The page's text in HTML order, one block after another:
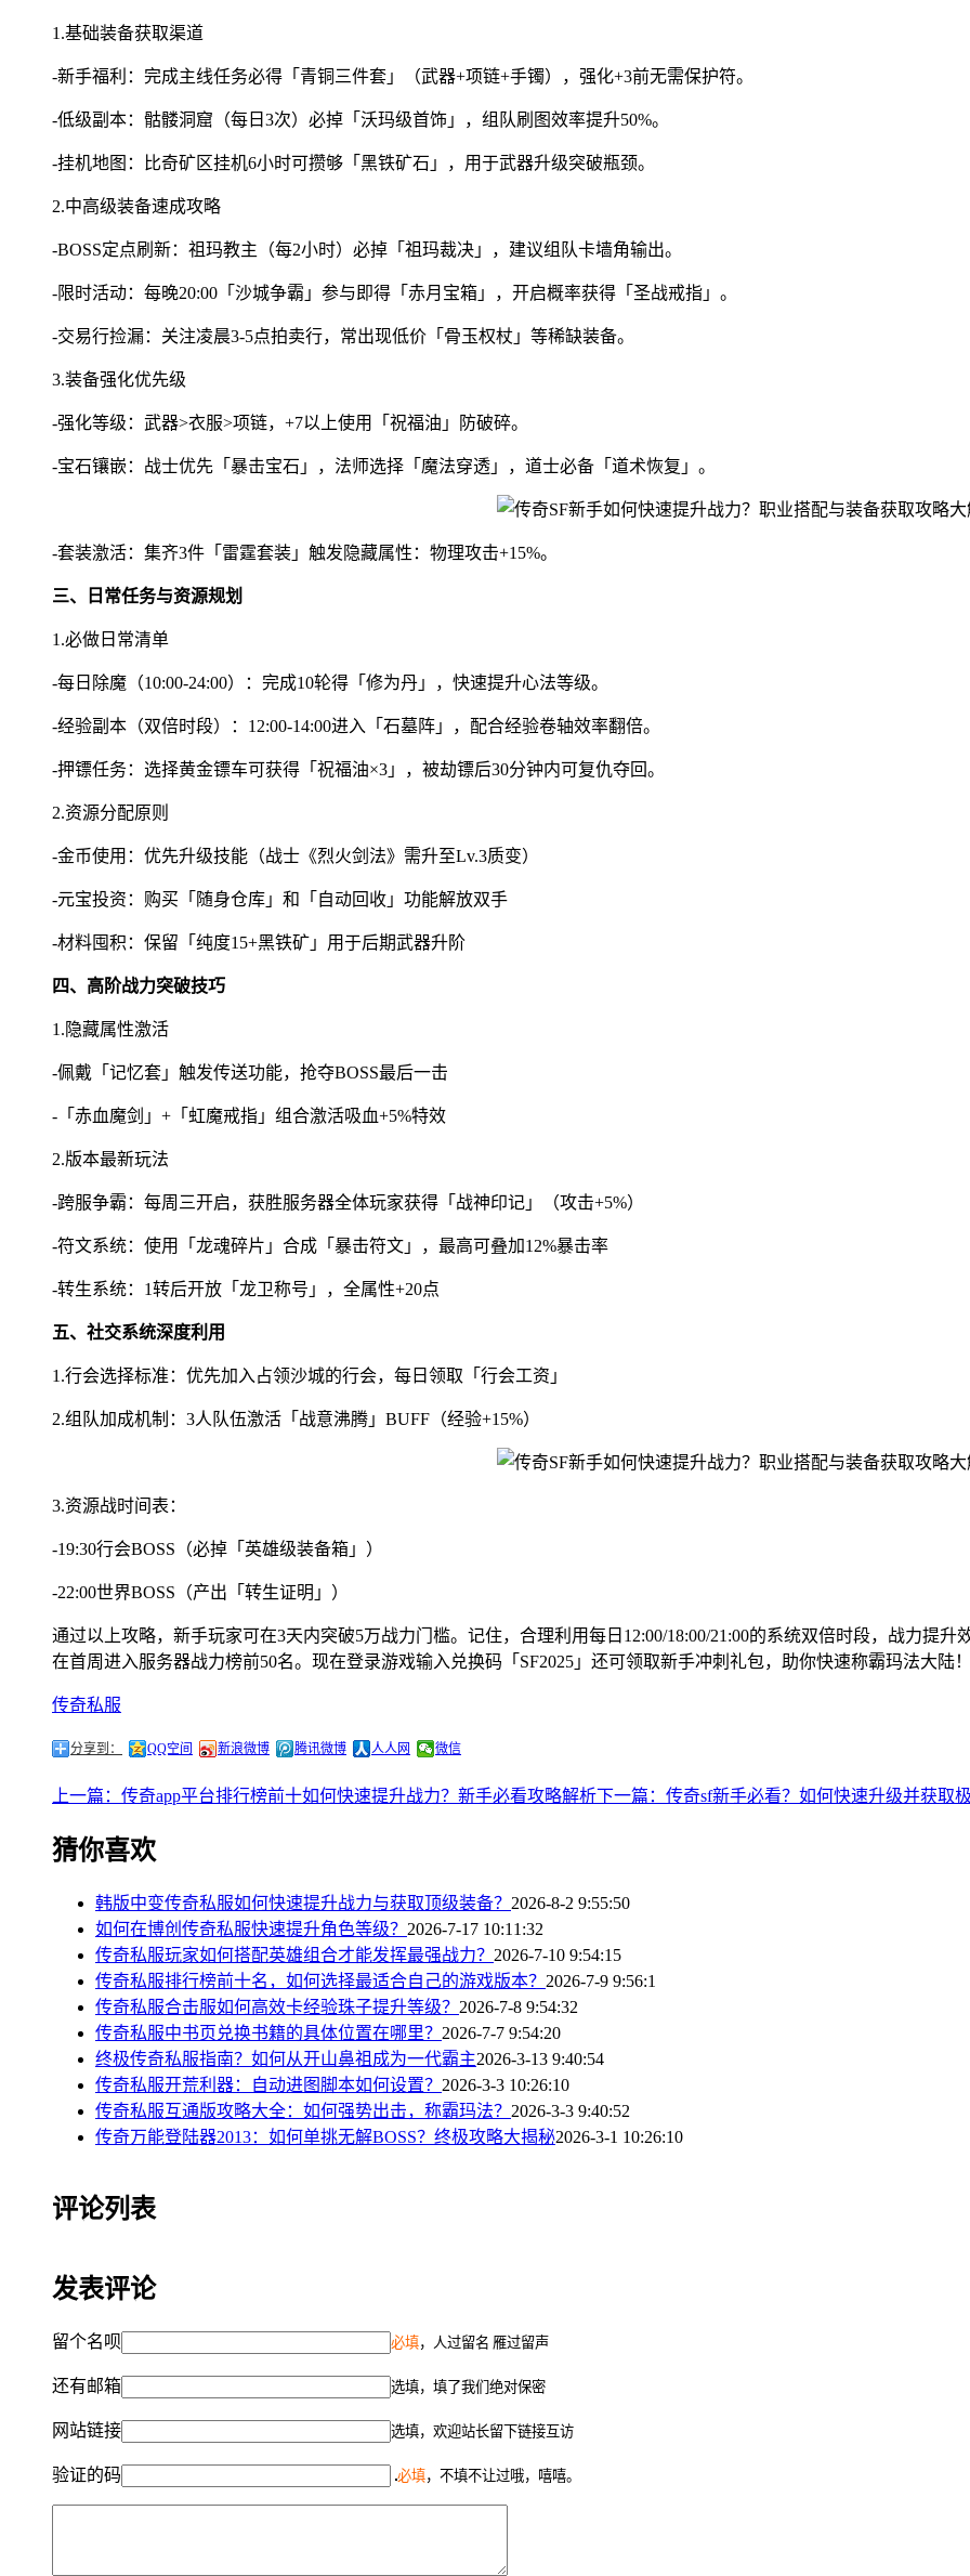
1.基础装备获取渠道
-新手福利：完成主线任务必得「青铜三件套」（武器+项链+手镯），强化+3前无需保护符。
-低级副本：骷髅洞窟（每日3次）必掉「沃玛级首饰」，组队刷图效率提升50%。
-挂机地图：比奇矿区挂机6小时可攒够「黑铁矿石」，用于武器升级突破瓶颈。
2.中高级装备速成攻略
-BOSS定点刷新：祖玛教主（每2小时）必掉「祖玛裁决」，建议组队卡墙角输出。
-限时活动：每晚20:00「沙城争霸」参与即得「赤月宝箱」，开启概率获得「圣战戒指」。
-交易行捡漏：关注凌晨3-5点拍卖行，常出现低价「骨玉权杖」等稀缺装备。
3.装备强化优先级
-强化等级：武器>衣服>项链，+7以上使用「祝福油」防破碎。
-宝石镶嵌：战士优先「暴击宝石」，法师选择「魔法穿透」，道士必备「道术恢复」。
-套装激活：集齐3件「雷霆套装」触发隐藏属性：物理攻击+15%。
三、日常任务与资源规划
1.必做日常清单
-每日除魔（10:00-24:00）：完成10轮得「修为丹」，快速提升心法等级。
-经验副本（双倍时段）：12:00-14:00进入「石墓阵」，配合经验卷轴效率翻倍。
-押镖任务：选择黄金镖车可获得「祝福油×3」，被劫镖后30分钟内可复仇夺回。
2.资源分配原则
-金币使用：优先升级技能（战士《烈火剑法》需升至Lv.3质变）
-元宝投资：购买「随身仓库」和「自动回收」功能解放双手
-材料囤积：保留「纯度15+黑铁矿」用于后期武器升阶
四、高阶战力突破技巧
1.隐藏属性激活
-佩戴「记忆套」触发传送功能，抢夺BOSS最后一击
-「赤血魔剑」+「虹魔戒指」组合激活吸血+5%特效
2.版本最新玩法
-跨服争霸：每周三开启，获胜服务器全体玩家获得「战神印记」（攻击+5%）
-符文系统：使用「龙魂碎片」合成「暴击符文」，最高可叠加12%暴击率
-转生系统：1转后开放「龙卫称号」，全属性+20点
五、社交系统深度利用
1.行会选择标准：优先加入占领沙城的行会，每日领取「行会工资」
2.组队加成机制：3人队伍激活「战意沸腾」BUFF（经验+15%）
3.资源战时间表：
-19:30行会BOSS（必掉「英雄级装备箱」）
-22:00世界BOSS（产出「转生证明」）
通过以上攻略，新手玩家可在3天内突破5万战力门槛。记住，合理利用每日12:00/18:00/21:00的系统双倍时段，战力提
在首周进入服务器战力榜前50名。现在登录游戏输入兑换码「SF2025」还可领取新手冲刺礼包，助你快速称霸玛法大陆！
传奇私服
分享到： QQ空间 新浪微博 腾讯微博 人人网 微信
上一篇：传奇app平台排行榜前十如何快速提升战力？新手必看攻略解析下一篇：传奇sf新手必看？如何快速升级并获取
猜你喜欢
韩版中变传奇私服如何快速提升战力与获取顶级装备？ 2026-8-2 9:55:50
如何在博创传奇私服快速提升角色等级？ 2026-7-17 10:11:32
传奇私服玩家如何搭配英雄组合才能发挥最强战力？ 2026-7-10 9:54:15
传奇私服排行榜前十名，如何选择最适合自己的游戏版本？ 2026-7-9 9:56:1
传奇私服合击服如何高效卡经验珠子提升等级？ 2026-7-8 9:54:32
传奇私服中书页兑换书籍的具体位置在哪里？ 2026-7-7 9:54:20
终极传奇私服指南？如何从开山鼻祖成为一代霸主2026-3-13 9:40:54
传奇私服开荒利器：自动进图脚本如何设置？ 2026-3-3 10:26:10
传奇私服互通版攻略大全：如何强势出击，称霸玛法？ 2026-3-3 9:40:52
传奇万能登陆器2013：如何单挑无解BOSS？终极攻略大揭秘2026-3-1 10:26:10
评论列表
发表评论
留个名呗 必填，人过留名 雁过留声
还有邮箱 选填，填了我们绝对保密
网站链接 选填，欢迎站长留下链接互访
验证的码 必填，不填不让过哦，嘻嘻。